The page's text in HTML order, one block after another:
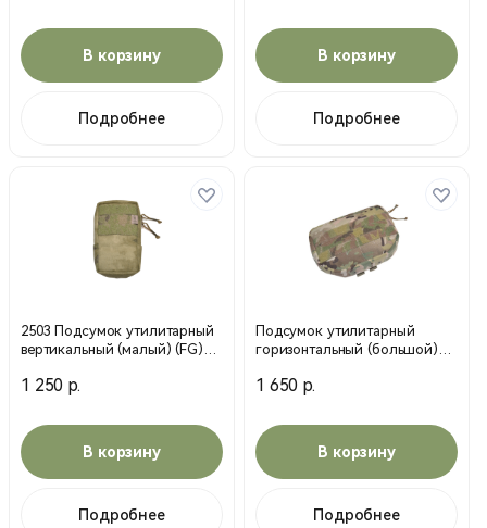
В корзину
Подробнее
В корзину
Подробнее
2503 Подсумок утилитарный
вертикальный (малый) (FG)
1 250 р.
В корзину
Подробнее
Подсумок утилитарный
горизонтальный (большой)
1 650 р.
В корзину
Подробнее